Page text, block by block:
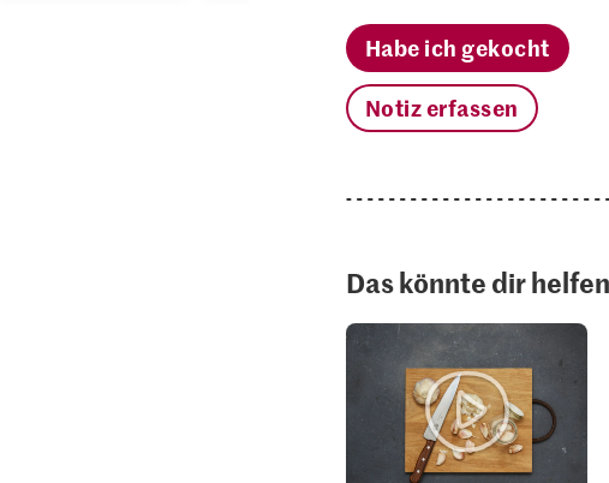
Habe ich gekocht
Notiz erfassen
Das könnte dir